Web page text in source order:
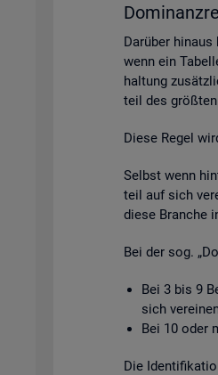
Dar­über
wenn ein
hal­tung
teil des
Diese Regel
Selbst wenn
teil auf sich
diese Bran­che
Bei der sog.
Bei 3 bis 9
sich
Bei 10 oder
Die